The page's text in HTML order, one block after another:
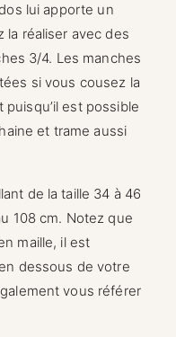
lui apporte un
réaliser avec des
3/4. Les manches
si vous cousez la
est possible
et trame aussi
de la taille 34 à 46
108 cm. Notez que
maille, il est
dessous de votre
vous référer